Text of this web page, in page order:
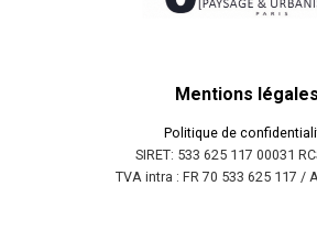
Mentions légales
Politique de
SIRET: 533 625 117 00031
TVA intra : FR 70 533 625 117 /